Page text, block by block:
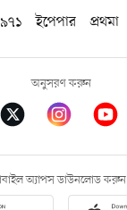
ইপেপার প্রথমা
অনুসরণ করুন
অ্যাপস ডাউনলোড করুন